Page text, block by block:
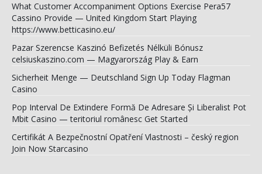
celsiuskaszino.com — Magyarország Play & Earn
Sicherheit Menge — Deutschland Sign Up Today Flagman
Casino
Pop Interval De Extindere Formă De Adresare Și Liberalist Pot
Mbit Casino — teritoriul românesc Get Started
Certifikát A Bezpečnostní Opatření Vlastnosti – český region